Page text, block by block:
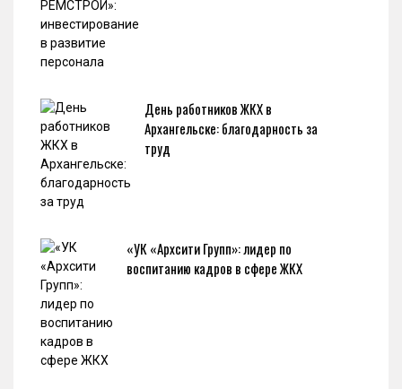
День работников ЖКХ в
Архангельске: благодарность за
труд
«УК «Архсити Групп»: лидер по
воспитанию кадров в сфере ЖКХ